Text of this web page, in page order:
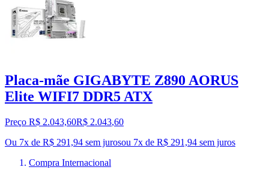
Placa-mãe GIGABYTE Z890 AORUS
Elite WIFI7 DDR5 ATX
Preço R$ 2.043,60R$ 2.043,60
Ou 7x de R$ 291,94 sem jurosou 7x de R$ 291,94 sem juros
Compra Internacional